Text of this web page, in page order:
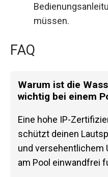
müssen.
FAQ
Warum ist die
wichtig bei einem
Eine hohe IP-
schützt deinen
und versehentlichem
am Pool einwandfrei